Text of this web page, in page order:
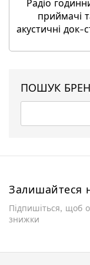
Радіо
приймачі
акустичні док-
ПОШУК
Залишайтеся
Підпишіться, щоб
знижки